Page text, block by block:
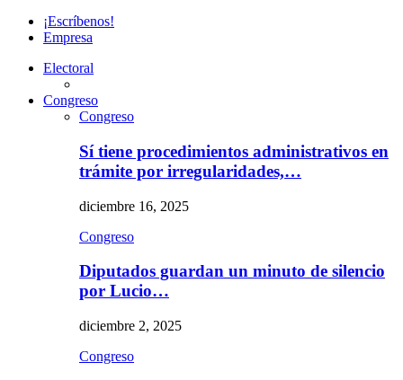
¡Escríbenos!
Empresa
Electoral
Congreso
Congreso
Sí tiene procedimientos administrativos en
trámite por irregularidades,…
diciembre 16, 2025
Congreso
Diputados guardan un minuto de silencio
por Lucio…
diciembre 2, 2025
Congreso